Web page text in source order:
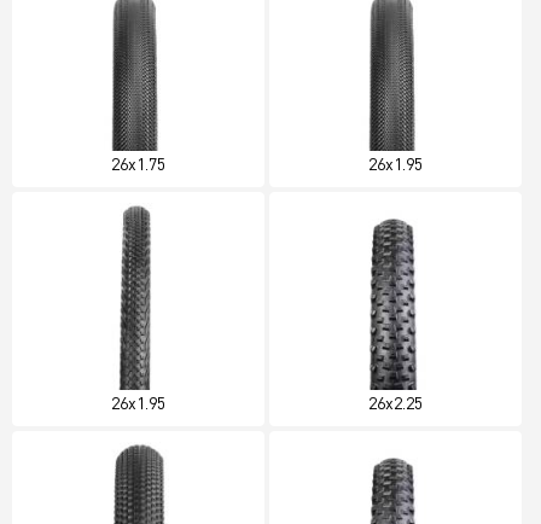
26x1.75 26x1.95
26x1.95 26x2.25